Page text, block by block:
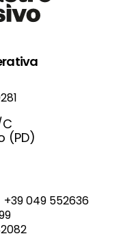
(PD)
+39 049 552636